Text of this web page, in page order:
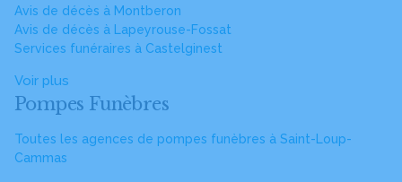
Avis de décès à Montberon
Avis de décès à Lapeyrouse-Fossat
Services funéraires à Castelginest
Voir plus
Pompes Funèbres
Toutes les agences de pompes funèbres à Saint-Loup-
Cammas